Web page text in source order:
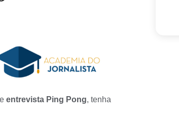
entrevista Ping Pong, tenha